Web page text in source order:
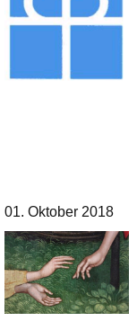
01. Oktober 2018